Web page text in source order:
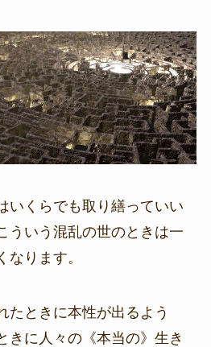
いくらでも取り繕っていい
ういう混乱の世のときは一
なります。
たときに本性が出るよう
きに人々の《本当の》生き